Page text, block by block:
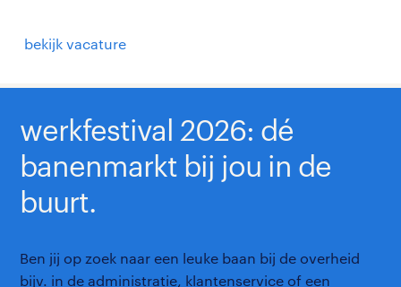
bekijk vacature
werkfestival 2026: dé
banenmarkt bij jou in de
buurt.
Ben jij op zoek naar een leuke baan bij de overheid
bijv. in de administratie, klantenservice of een